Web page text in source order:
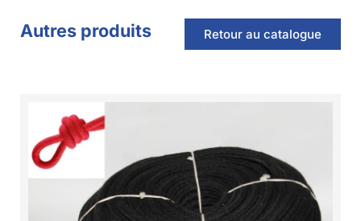
Autres produits Retour au catalogue